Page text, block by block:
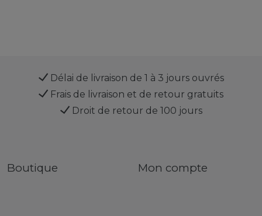
Délai de livraison de 1 à 3 jours ouvrés
Frais de livraison et de retour gratuits
Droit de retour de 100 jours
Boutique Mon compte